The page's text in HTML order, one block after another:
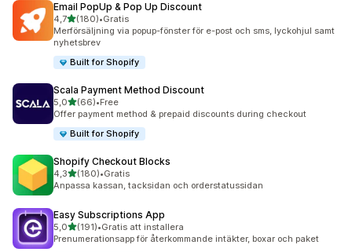
Email PopUp & Pop Up Discount
4,7av 5 stjärnor
(180)
180 recensioner totalt
•Gratis
Merförsäljning via popup-fönster för e-post och sms, lyckohjul samt
nyhetsbrev
Built for Shopify
Scala Payment Method Discount
5,0av 5 stjärnor
(66)
66 recensioner totalt
•Free
Offer payment method & prepaid discounts during checkout
Built for Shopify
Shopify Checkout Blocks
4,3av 5 stjärnor
(180)
180 recensioner totalt
•Gratis
Anpassa kassan, tacksidan och orderstatussidan
Easy Subscriptions App
5,0av 5 stjärnor
(191)
191 recensioner totalt
•Gratis att installera
Prenumerationsapp för återkommande intäkter, boxar och paket